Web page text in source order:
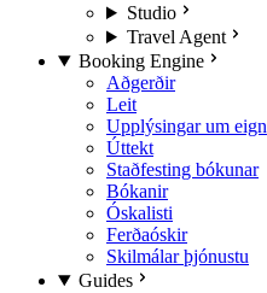
Studio
Travel Agent
Booking Engine
Aðgerðir
Leit
Upplýsingar um eign
Úttekt
Staðfesting bókunar
Bókanir
Óskalisti
Ferðaóskir
Skilmálar þjónustu
Guides